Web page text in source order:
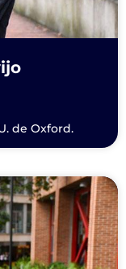
de Oxford.